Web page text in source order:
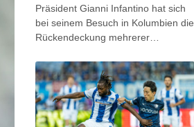
Präsident Gianni Infantino hat sich
bei seinem Besuch in Kolumbien die
Rückendeckung mehrerer
Verbände gesichert. Allen voran
Alejandro Dominguez, Präsident
des Kontinentalverbandes
CONMEBOL, zeigte sich nach
einem Treffen in Cali versöhnlich.